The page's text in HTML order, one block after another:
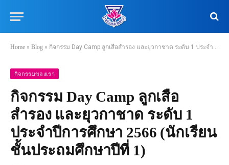
Home » Blog » กิจกรรม Day Camp ลูกเสือสำรอง และยุวกาชาด ระดับ 1 ประจำปีการศึกษา 2566 (นักเรียนชั้นประถมศึกษาปีที่ 1)
กิจกรรมของเรา
กิจกรรม Day Camp ลูกเสือ
สำรอง และยุวกาชาด ระดับ 1
ประจำปีการศึกษา 2566 (นักเรียน
ชั้นประถมศึกษาปีที่ 1)